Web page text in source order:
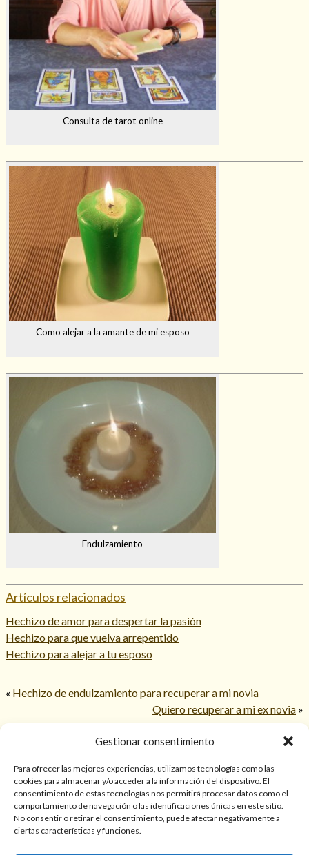
Gestionar consentimiento
Para ofrecer las mejores experiencias, utilizamos tecnologías como las
cookies para almacenar y/o acceder a la información del dispositivo. El
consentimiento de estas tecnologías nos permitirá procesar datos como el
comportamiento de navegación o las identificaciones únicas en este sitio.
No consentir o retirar el consentimiento, puede afectar negativamente a
ciertas características y funciones.
Consulta de tarot online
Como alejar a la amante de mi esposo
Endulzamiento
Artículos relacionados
Hechizo de amor para despertar la pasión
Hechizo para que vuelva arrepentido
Hechizo para alejar a tu esposo
« Hechizo de endulzamiento para recuperar a mi novia
Quiero recuperar a mi ex novia »
Sólo para mayores de 18 años. Las lecturas de cartas, hechizos,
amarres, endulzamientos, videncias y predicciones tienen
finalidad de entretenimiento y/o ayuda personal. Estos